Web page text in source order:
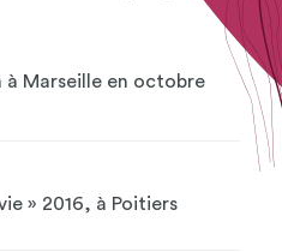
à Marseille en octobre
» 2016, à Poitiers